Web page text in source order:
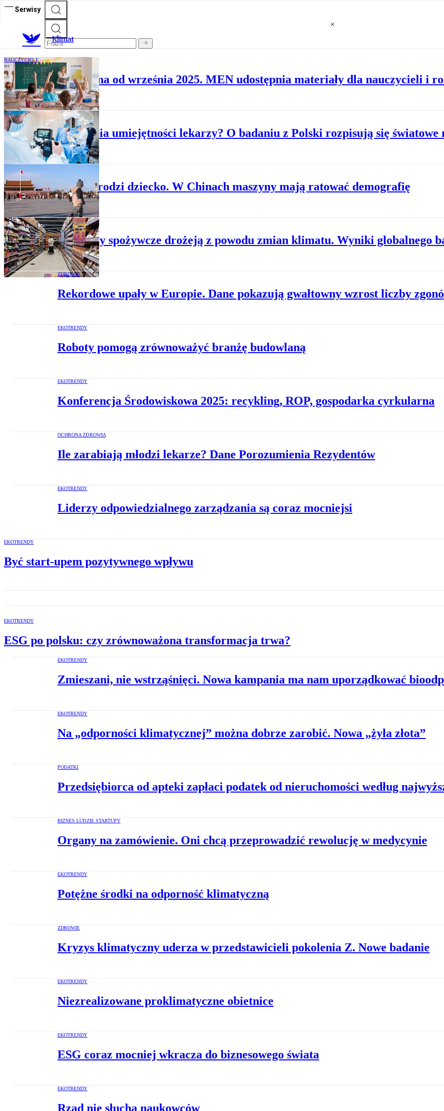
Serwisy
Klimat
NAUCZYCIELE
Edukacja zdrowotna od września 2025. MEN udostępnia materiały dla nauczycieli i
TECHNOLOGIE
AI osłabia umiejętności lekarzy? O badaniu z Polski rozpisują się światowe
Robot urodzi dziecko. W Chinach maszyny mają ratować demografię
NA TALERZU
Produkty spożywcze drożeją z powodu zmian klimatu. Wyniki globalnego
ZDROWIE
Rekordowe upały w Europie. Dane pokazują gwałtowny wzrost liczby
EKOTRENDY
Roboty pomogą zrównoważyć branżę budowlaną
EKOTRENDY
Konferencja Środowiskowa 2025: recykling, ROP, gospodarka cyrkularna
OCHRONA ZDROWIA
Ile zarabiają młodzi lekarze? Dane Porozumienia Rezydentów
EKOTRENDY
Liderzy odpowiedzialnego zarządzania są coraz mocniejsi
EKOTRENDY
Być start-upem pozytywnego wpływu
EKOTRENDY
ESG po polsku: czy zrównoważona transformacja trwa?
EKOTRENDY
Zmieszani, nie wstrząśnięci. Nowa kampania ma nam uporządkować
EKOTRENDY
Na „odporności klimatycznej” można dobrze zarobić. Nowa „żyła złota”
PODATKI
Przedsiębiorca od apteki zapłaci podatek od nieruchomości według
BIZNES LUDZIE STARTUPY
Organy na zamówienie. Oni chcą przeprowadzić rewolucję w medycynie
EKOTRENDY
Potężne środki na odporność klimatyczną
ZDROWIE
Kryzys klimatyczny uderza w przedstawicieli pokolenia Z. Nowe badanie
EKOTRENDY
Niezrealizowane proklimatyczne obietnice
EKOTRENDY
ESG coraz mocniej wkracza do biznesowego świata
EKOTRENDY
Rząd nie słucha naukowców